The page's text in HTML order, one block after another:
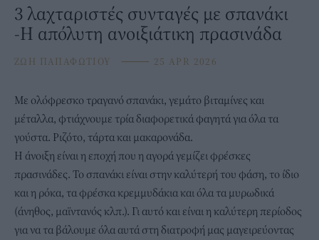
3 λαχταριστές συνταγές με σπανάκι
-Η απόλυτη ανοιξιάτικη πρασινάδα
ΖΩΗ ΠΑΠΑΦΩΤΙΟΥ ⸻ 25 APR 2026
Με ολόφρεσκο τραγανό σπανάκι, γεμάτο βιταμίνες και
μέταλλα, φτιάχνουμε τρία διαφορετικά φαγητά για όλα τα
γούστα. Ριζότο, τάρτα και μακαρονάδα.
Η άνοιξη είναι η εποχή που η αγορά γεμίζει φρέσκες
πρασινάδες. Το σπανάκι είναι στην καλύτερή του φάση, το ίδιο
και η ρόκα, τα φρέσκα κρεμμυδάκια και όλα τα μυρωδικά
(άνηθος, μαϊντανός κλπ.). Γι αυτό και είναι η καλύτερη περίοδος
για να τα βάλουμε όλα αυτά στη διατροφή μας μαγειρεύοντας